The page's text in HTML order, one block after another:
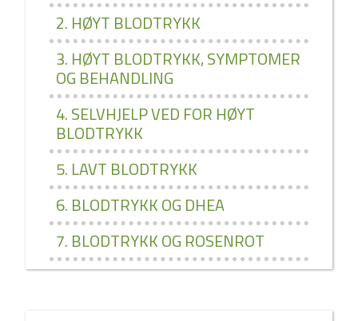
2. HØYT BLODTRYKK
3. HØYT BLODTRYKK, SYMPTOMER
OG BEHANDLING
4. SELVHJELP VED FOR HØYT
BLODTRYKK
5. LAVT BLODTRYKK
6. BLODTRYKK OG DHEA
7. BLODTRYKK OG ROSENROT